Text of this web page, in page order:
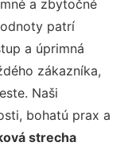
a zbytočné
patrí
a úprimná
zákazníka,
Naši
bohatú prax a
strecha